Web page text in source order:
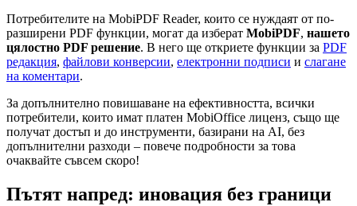
Потребителите на MobiPDF Reader, които се нуждаят от по-
разширени PDF функции, могат да изберат MobiPDF, нашето
цялостно PDF решение. В него ще откриете функции за PDF
редакция, файлови конверсии, електронни подписи и слагане
на коментари.
За допълнително повишаване на ефективността, всички
потребители, които имат платен MobiOffice лиценз, също ще
получат достъп и до инструменти, базирани на AI, без
допълнителни разходи – повече подробности за това
очаквайте съвсем скоро!
Пътят напред: иновация без граници